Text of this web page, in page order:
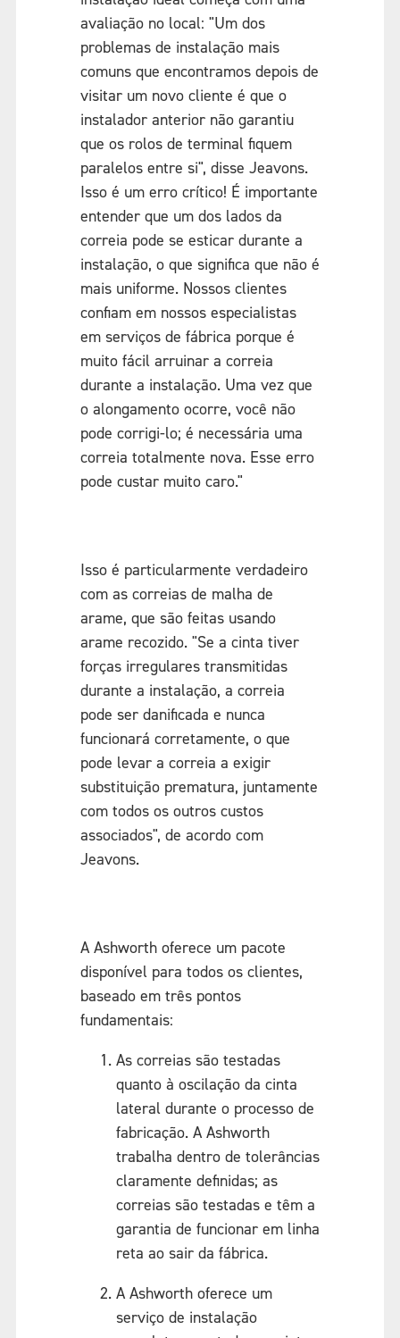
avaliação no local: "Um dos
problemas de instalação mais
comuns que encontramos depois de
visitar um novo cliente é que o
instalador anterior não garantiu
que os rolos de terminal fiquem
paralelos entre si", disse Jeavons.
Isso é um erro crítico! É importante
entender que um dos lados da
correia pode se esticar durante a
instalação, o que significa que não é
mais uniforme. Nossos clientes
confiam em nossos especialistas
em serviços de fábrica porque é
muito fácil arruinar a correia
durante a instalação. Uma vez que
o alongamento ocorre, você não
pode corrigi-lo; é necessária uma
correia totalmente nova. Esse erro
pode custar muito caro."
Isso é particularmente verdadeiro
com as correias de malha de
arame, que são feitas usando
arame recozido. "Se a cinta tiver
forças irregulares transmitidas
durante a instalação, a correia
pode ser danificada e nunca
funcionará corretamente, o que
pode levar a correia a exigir
substituição prematura, juntamente
com todos os outros custos
associados", de acordo com
Jeavons.
A Ashworth oferece um pacote
disponível para todos os clientes,
baseado em três pontos
fundamentais:
As correias são testadas
quanto à oscilação da cinta
lateral durante o processo de
fabricação. A Ashworth
trabalha dentro de tolerâncias
claramente definidas; as
correias são testadas e têm a
garantia de funcionar em linha
reta ao sair da fábrica.
A Ashworth oferece um
serviço de instalação